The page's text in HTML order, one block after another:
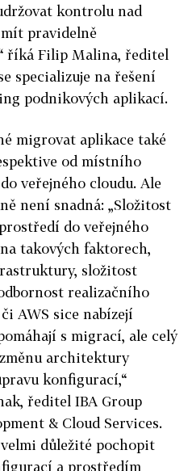
kontrolu nad
pravidelně
říká Filip Malina, ředitel
specializuje na řešení
podnikových aplikací.
migrovat aplikace také
od místního
veřejného cloudu. Ale
není snadná: „Složitost
do veřejného
takových faktorech,
složitost
realizačního
AWS sice nabízejí
s migrací, ale celý
architektury
konfigurací,“
ředitel IBA Group
& Cloud Services.
důležité pochopit
a prostředím